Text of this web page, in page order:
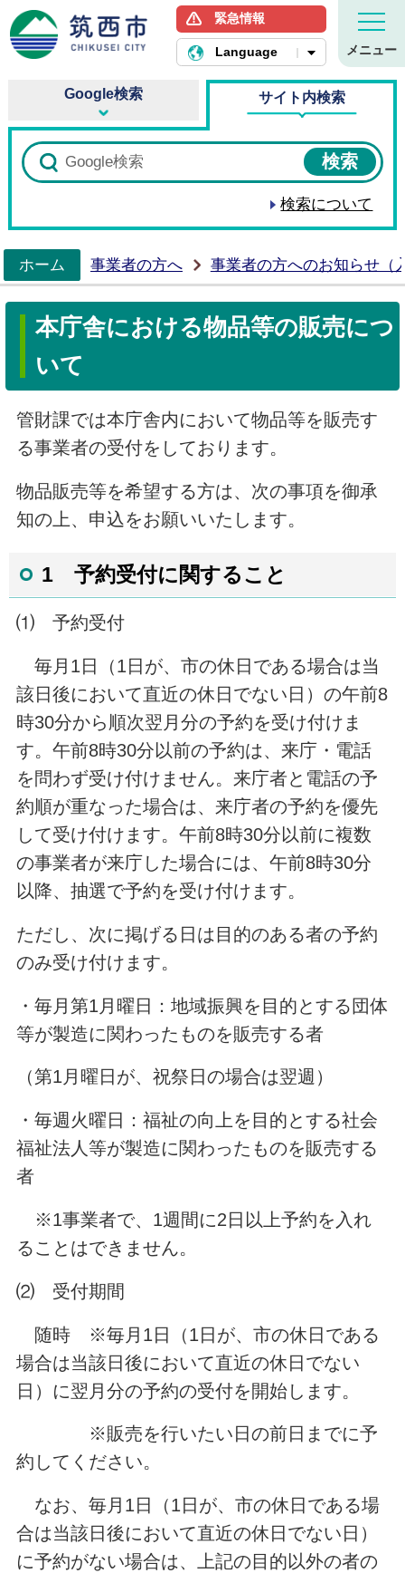
筑西市ホームページ
緊急情報
Language メニュー
Google検索 サイト内検索
検索について
ホーム
事業者の方へ 事業者の方へのお知らせ（
本庁舎における物品等の販売につ
いて
管財課では本庁舎内において物品等を販売す
る事業者の受付をしております。
物品販売等を希望する方は、次の事項を御承
知の上、申込をお願いいたします。
1 予約受付に関すること
⑴ 予約受付
毎月1日（1日が、市の休日である場合は当
該日後において直近の休日でない日）の午前8
時30分から順次翌月分の予約を受け付けま
す。午前8時30分以前の予約は、来庁・電話
を問わず受け付けません。来庁者と電話の予
約順が重なった場合は、来庁者の予約を優先
して受け付けます。午前8時30分以前に複数
の事業者が来庁した場合には、午前8時30分
以降、抽選で予約を受け付けます。
ただし、次に掲げる日は目的のある者の予約
のみ受け付けます。
・毎月第1月曜日：地域振興を目的とする団体
等が製造に関わったものを販売する者
（第1月曜日が、祝祭日の場合は翌週）
・毎週火曜日：福祉の向上を目的とする社会
福祉法人等が製造に関わったものを販売する
者
※1事業者で、1週間に2日以上予約を入れ
ることはできません。
⑵ 受付期間
随時 ※毎月1日（1日が、市の休日である
場合は当該日後において直近の休日でない
日）に翌月分の予約の受付を開始します。
※販売を行いたい日の前日までに予
約してください。
なお、毎月1日（1日が、市の休日である場
合は当該日後において直近の休日でない日）
に予約がない場合は、上記の目的以外の者の